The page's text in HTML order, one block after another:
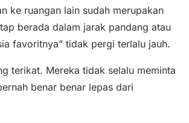
ke ruangan lain sudah merupakan
berada dalam jarak pandang atau
favoritnya” tidak pergi terlalu jauh.
terikat. Mereka tidak selalu meminta
benar benar lepas dari